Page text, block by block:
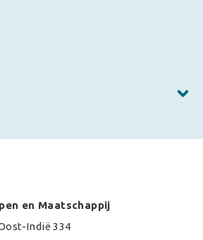
en Maatschappij
Indië 334